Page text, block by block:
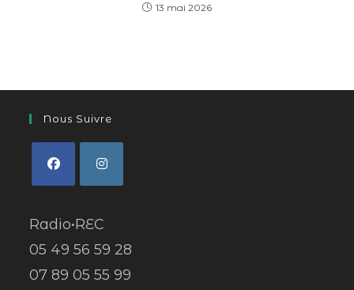
13 mai 2026
Nous Suivre
Radio•REC
05 49 56 59 28
07 89 05 55 99